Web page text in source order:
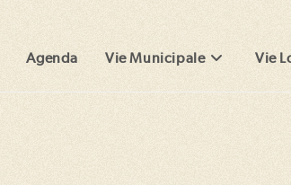
Agenda Vie Municipale Vie